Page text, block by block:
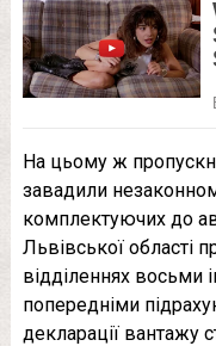
На цьому ж
завадили
комплектуючих до
Львівської області
відділеннях восьми
попередніми
декларації вантажу